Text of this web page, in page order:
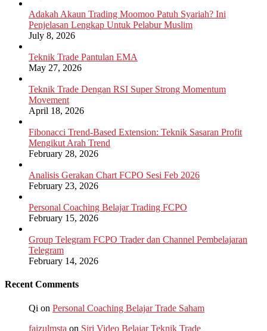
Adakah Akaun Trading Moomoo Patuh Syariah? Ini
Penjelasan Lengkap Untuk Pelabur Muslim
July 8, 2026
Teknik Trade Pantulan EMA
May 27, 2026
Teknik Trade Dengan RSI Super Strong Momentum
Movement
April 18, 2026
Fibonacci Trend-Based Extension: Teknik Sasaran Profit
Mengikut Arah Trend
February 28, 2026
Analisis Gerakan Chart FCPO Sesi Feb 2026
February 23, 2026
Personal Coaching Belajar Trading FCPO
February 15, 2026
Group Telegram FCPO Trader dan Channel Pembelajaran
Telegram
February 14, 2026
Recent Comments
Qi on Personal Coaching Belajar Trade Saham
faizulmsta on Siri Video Belajar Teknik Trade